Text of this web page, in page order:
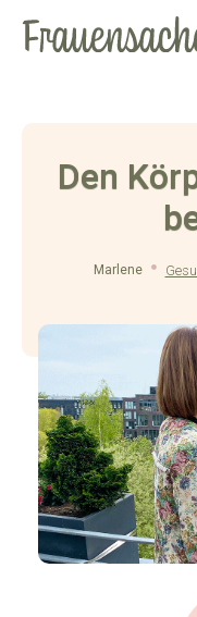
Den
Marlene